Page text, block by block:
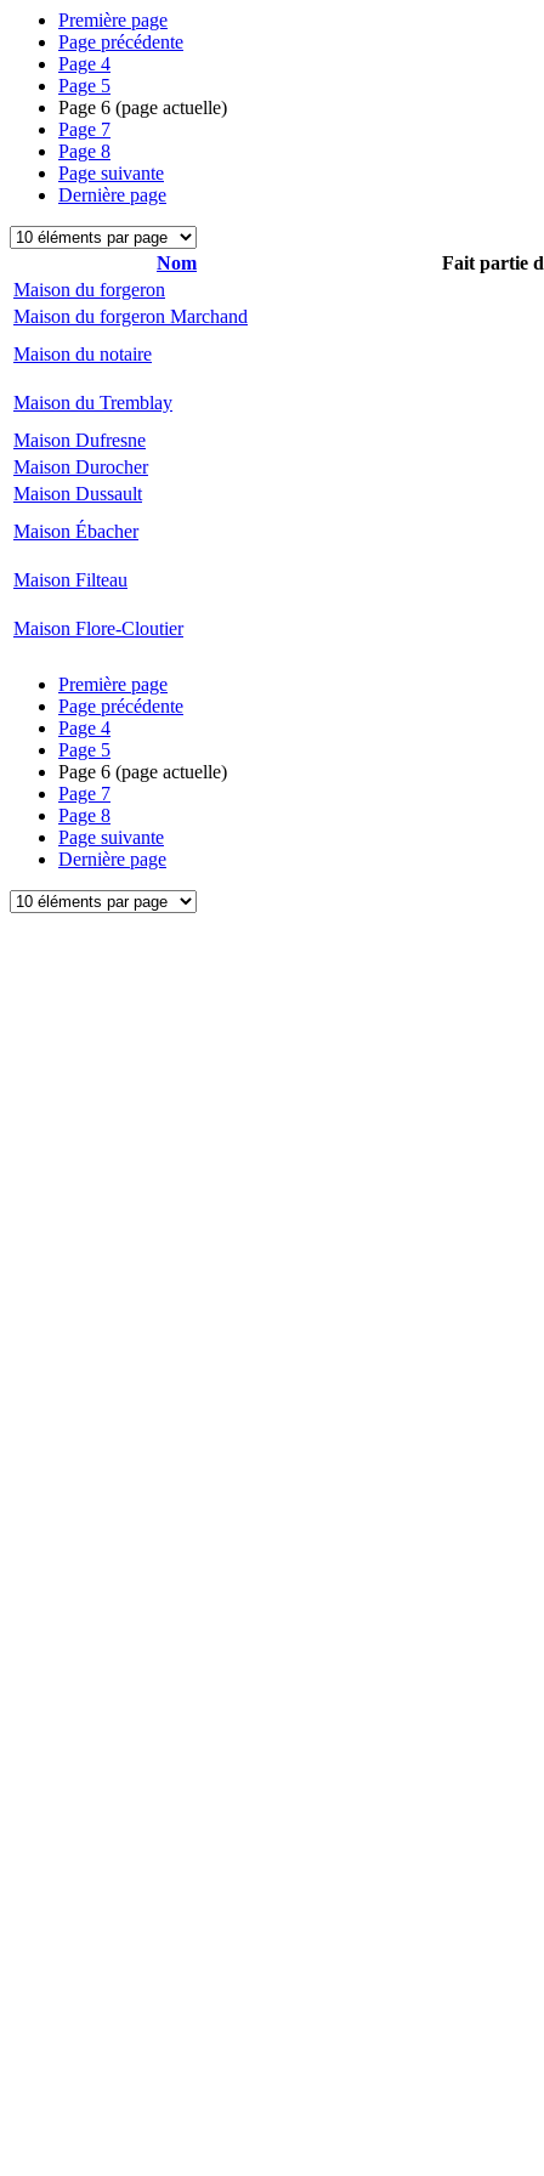
Première page
Page précédente
Page 4
Page 5
Page 6 (page actuelle)
Page 7
Page 8
Page suivante
Dernière page
Nom
Fait partie
Maison du forgeron
Maison du forgeron Marchand
Maison du notaire
Maison du Tremblay
Maison Dufresne
Maison Durocher
Maison Dussault
Maison Ébacher
Maison Filteau
Maison Flore-Cloutier
Première page
Page précédente
Page 4
Page 5
Page 6 (page actuelle)
Page 7
Page 8
Page suivante
Dernière page